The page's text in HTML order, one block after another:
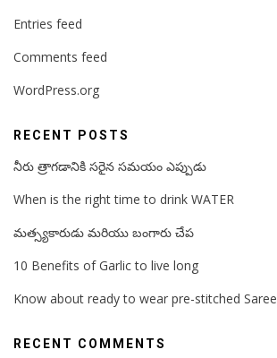
Entries feed
Comments feed
WordPress.org
RECENT POSTS
నీరు త్రాగడానికి సరైన సమయం ఎప్పుడు
When is the right time to drink WATER
మత్స్యకారుడు మరియు బంగారు చేప
10 Benefits of Garlic to live long
Know about ready to wear pre-stitched Saree
RECENT COMMENTS